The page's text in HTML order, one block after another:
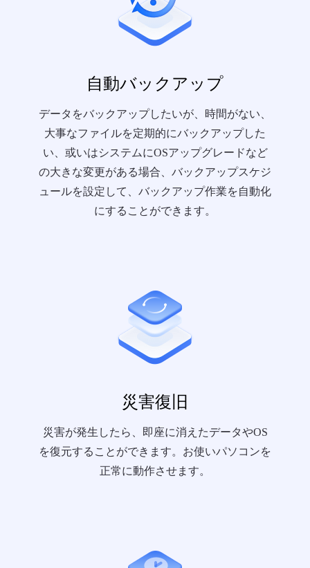
自動バックアップ
データをバックアップしたいが、時間がない、
大事なファイルを定期的にバックアップした
い、或いはシステムにOSアップグレードなど
の大きな変更がある場合、バックアップスケジ
ュールを設定して、バックアップ作業を自動化
にすることができます。
災害復旧
災害が発生したら、即座に消えたデータやOS
を復元することができます。お使いパソコンを
正常に動作させます。